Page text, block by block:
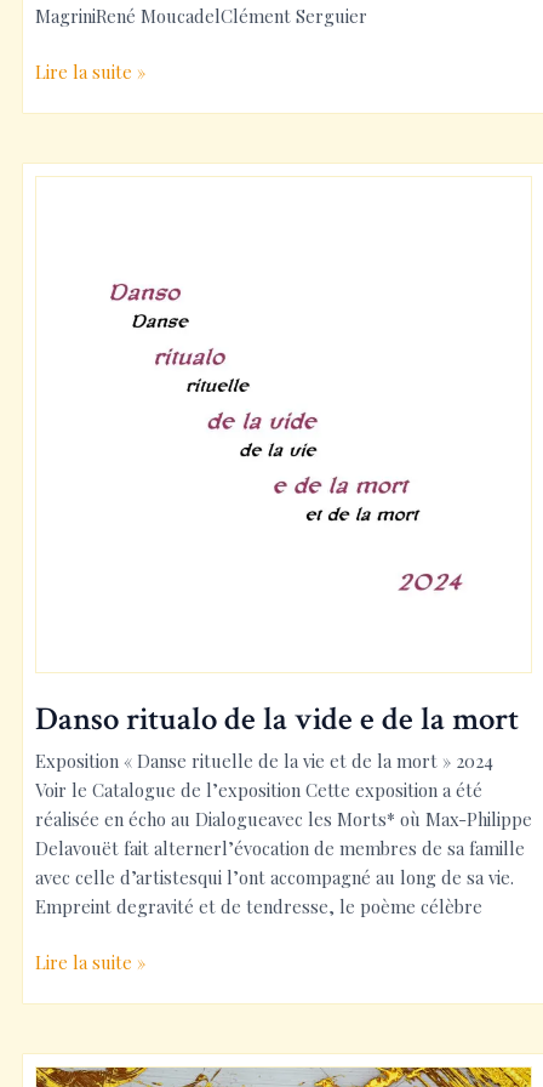
MagriniRené MoucadelClément Serguier
Journée
Bayle-
Lire la suite »
Danso ritualo de la vide e de la mort
Exposition « Danse rituelle de la vie et de la mort » 2024
Voir le Catalogue de l’exposition Cette exposition a été
réalisée en écho au Dialogueavec les Morts* où Max-Philippe
Delavouët fait alternerl’évocation de membres de sa famille
avec celle d’artistesqui l’ont accompagné au long de sa vie.
Empreint degravité et de tendresse, le poème célèbre
Danso
la
vide
Lire la suite »